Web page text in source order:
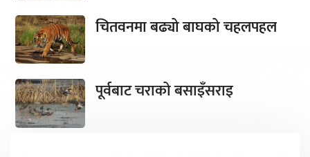
चितवनमा बढ्यो बाघको चहलपहल
पूर्वबाट चराको बसाइँसराइ